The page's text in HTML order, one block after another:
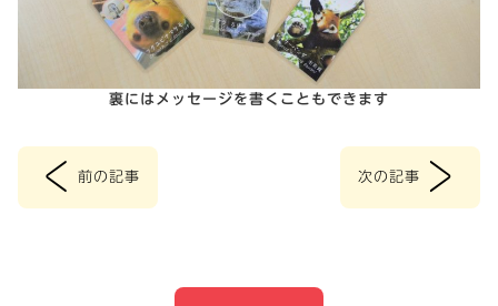
裏にはメッセージを書くこともできます
< 前の記事 次の記事 >